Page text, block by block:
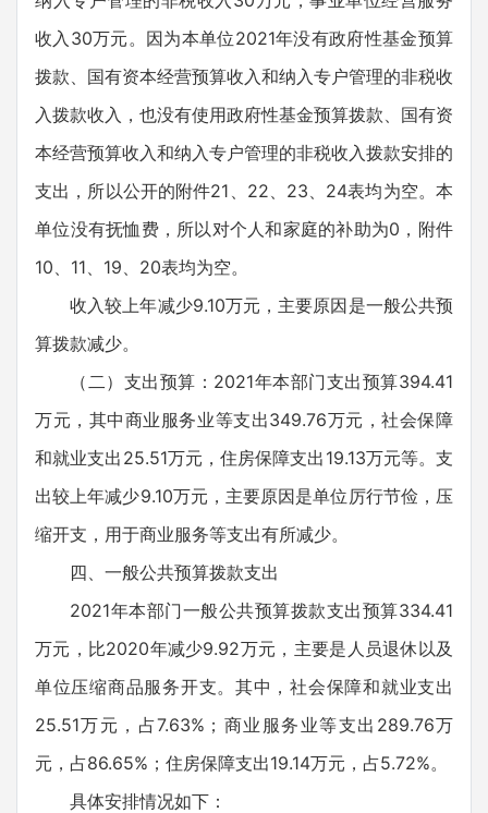
收入30万元。因为本单位2021年没有政府性基金预算
拨款、国有资本经营预算收入和纳入专户管理的非税收
入拨款收入，也没有使用政府性基金预算拨款、国有资
本经营预算收入和纳入专户管理的非税收入拨款安排的
支出，所以公开的附件21、22、23、24表均为空。本
单位没有抚恤费，所以对个人和家庭的补助为0，附件
10、11、19、20表均为空。
收入较上年减少9.10万元，主要原因是一般公共预
算拨款减少。
（二）支出预算：2021年本部门支出预算394.41
万元，其中商业服务业等支出349.76万元，社会保障
和就业支出25.51万元，住房保障支出19.13万元等。支
出较上年减少9.10万元，主要原因是单位厉行节俭，压
缩开支，用于商业服务等支出有所减少。
四、一般公共预算拨款支出
2021年本部门一般公共预算拨款支出预算334.41
万元，比2020年减少9.92万元，主要是人员退休以及
单位压缩商品服务开支。其中，社会保障和就业支出
25.51万元，占7.63%；商业服务业等支出289.76万
元，占86.65%；住房保障支出19.14万元，占5.72%。
具体安排情况如下：